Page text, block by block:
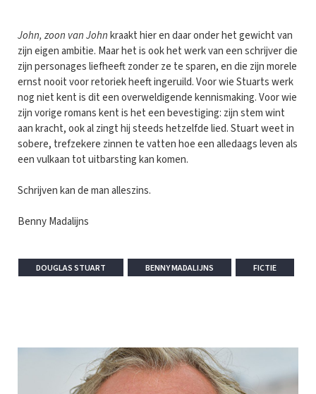
John, zoon van Johnkraakt hier en daar onder het gewicht van
zijn eigen ambitie. Maar het is ook het werk van een schrijver die
zijn personages liefheeft zonder ze te sparen, en die zijn morele
ernst nooit voor retoriek heeft ingeruild. Voor wie Stuarts werk
nog niet kent is dit een overweldigende kennismaking. Voor wie
zijn vorige romans kent is het een bevestiging: zijn stem wint
aan kracht, ook al zingt hij steeds hetzelfde lied. Stuart weet in
sobere, trefzekere zinnen te vatten hoe een alledaags leven als
een vulkaan tot uitbarsting kan komen.
Schrijven kan de man alleszins.
Benny Madalijns
DOUGLAS STUART BENNY MADALIJNS FICTIE